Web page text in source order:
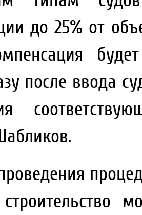
до 25% от
после ввода
строительство